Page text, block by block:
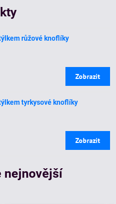
růžové knoflíky
Zobrazit
tyrkysové knoflíky
Zobrazit
nejnovější